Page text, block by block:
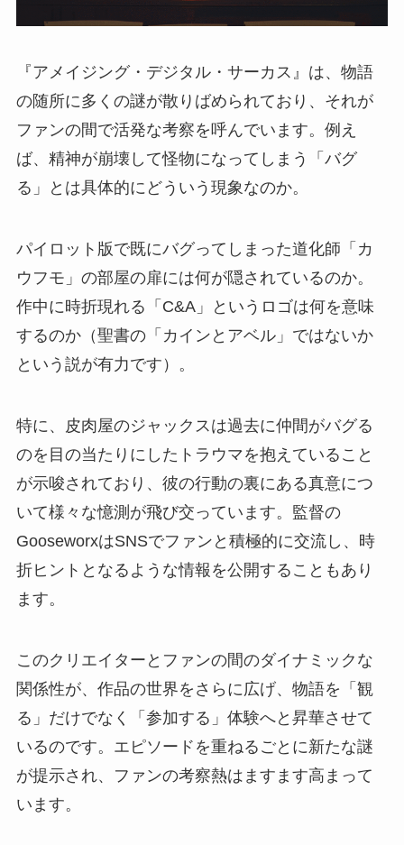
『アメイジング・デジタル・サーカス』は、物語
の随所に多くの謎が散りばめられており、それが
ファンの間で活発な考察を呼んでいます。例え
ば、精神が崩壊して怪物になってしまう「バグ
る」とは具体的にどういう現象なのか。
パイロット版で既にバグってしまった道化師「カ
ウフモ」の部屋の扉には何が隠されているのか。
作中に時折現れる「C&A」というロゴは何を意味
するのか（聖書の「カインとアベル」ではないか
という説が有力です）。
特に、皮肉屋のジャックスは過去に仲間がバグる
のを目の当たりにしたトラウマを抱えていること
が示唆されており、彼の行動の裏にある真意につ
いて様々な憶測が飛び交っています。監督の
GooseworxはSNSでファンと積極的に交流し、時
折ヒントとなるような情報を公開することもあり
ます。
このクリエイターとファンの間のダイナミックな
関係性が、作品の世界をさらに広げ、物語を「観
る」だけでなく「参加する」体験へと昇華させて
いるのです。エピソードを重ねるごとに新たな謎
が提示され、ファンの考察熱はますます高まって
います。